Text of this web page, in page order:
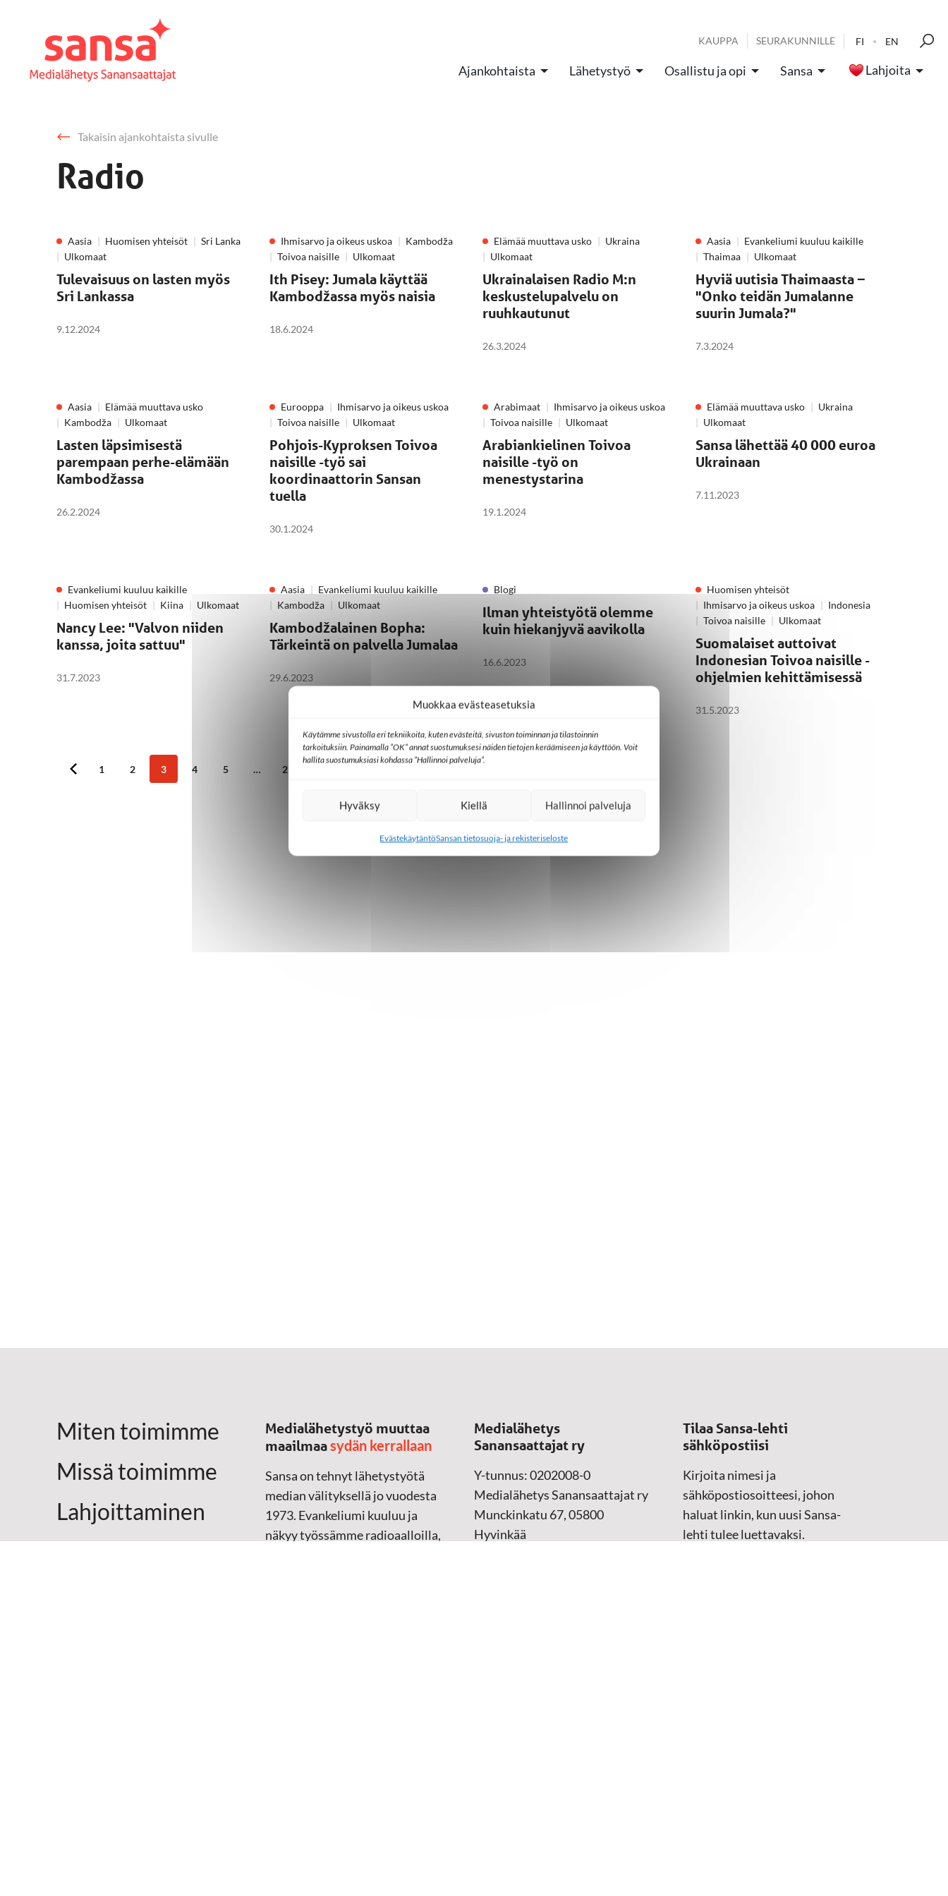
Muokkaa evästeasetuksia
Käytämme sivustolla eri tekniikoita, kuten evästeitä, sivuston toiminnan ja tilastoinnin
tarkoituksiin. Painamalla ”OK” annat suostumuksesi näiden tietojen keräämiseen ja käyttöön. Voit
hallita suostumuksiasi kohdassa ”Hallinnoi palveluja”.
Hyväksy Kiellä Hallinnoi palveluja
EvästekäytäntöSansan tietosuoja- ja rekisteriseloste
KAUPPA SEURAKUNNILLE FI EN
Ajankohtaista Lähetystyö Osallistu ja opi Sansa Lahjoita
Takaisin ajankohtaista sivulle
Radio
Aasia Huomisen yhteisöt
Sri Lanka
Ulkomaat
Tulevaisuus on lasten myös
Sri Lankassa
9.12.2024
Ihmisarvo ja oikeus uskoa
Kambodža
Toivoa naisille
Ulkomaat
Ith Pisey: Jumala käyttää
Kambodžassa myös naisia
18.6.2024
Elämää muuttava usko
Ukraina
Ulkomaat
Ukrainalaisen Radio M:n
keskustelupalvelu on
ruuhkautunut
26.3.2024
Aasia
Evankeliumi kuuluu kaikille
Thaimaa
Ulkomaat
Hyviä uutisia Thaimaasta −
"Onko teidän Jumalanne
suurin Jumala?"
7.3.2024
Aasia
Elämää muuttava usko
Kambodža
Ulkomaat
Lasten läpsimisestä
parempaan perhe-elämään
Kambodžassa
26.2.2024
Eurooppa
Ihmisarvo ja oikeus uskoa
Toivoa naisille
Ulkomaat
Pohjois-Kyproksen Toivoa
naisille -työ sai
koordinaattorin Sansan
tuella
30.1.2024
Arabimaat
Ihmisarvo ja oikeus uskoa
Toivoa naisille
Ulkomaat
Arabiankielinen Toivoa
naisille -työ on
menestystarina
19.1.2024
Elämää muuttava usko
Ukraina
Ulkomaat
Sansa lähettää 40 000 euroa
Ukrainaan
7.11.2023
Evankeliumi kuuluu kaikille
Huomisen yhteisöt
Kiina Ulkomaat
Nancy Lee: "Valvon niiden
kanssa, joita sattuu"
31.7.2023
Aasia
Evankeliumi kuuluu kaikille
Kambodža
Ulkomaat
Kambodžalainen Bopha:
Tärkeintä on palvella Jumalaa
29.6.2023
Blogi
Ilman yhteistyötä olemme
kuin hiekanjyvä aavikolla
16.6.2023
Huomisen yhteisöt
Ihmisarvo ja oikeus uskoa
Indonesia
Toivoa naisille
Ulkomaat
Suomalaiset auttoivat
Indonesian Toivoa naisille -
ohjelmien kehittämisessä
31.5.2023
1 2 3 4 5 … 21
Miten toimimme
Missä toimimme
Lahjoittaminen
Medialähetystyö muuttaa
maailmaasydän kerrallaan
Sansa on tehnyt lähetystyötä
median välityksellä jo vuodesta
1973. Evankeliumi kuuluu ja
näkyy työssämme radioaalloilla,
Medialähetys
Sanansaattajat ry
Y-tunnus: 0202008-0
Medialähetys Sanansaattajat ry
Munckinkatu 67, 05800
Hyvinkää
Tilaa Sansa-lehti
sähköpostiisi
Kirjoita nimesi ja
sähköpostiosoitteesi, johon
haluat linkin, kun uusi Sansa-
lehti tulee luettavaksi.